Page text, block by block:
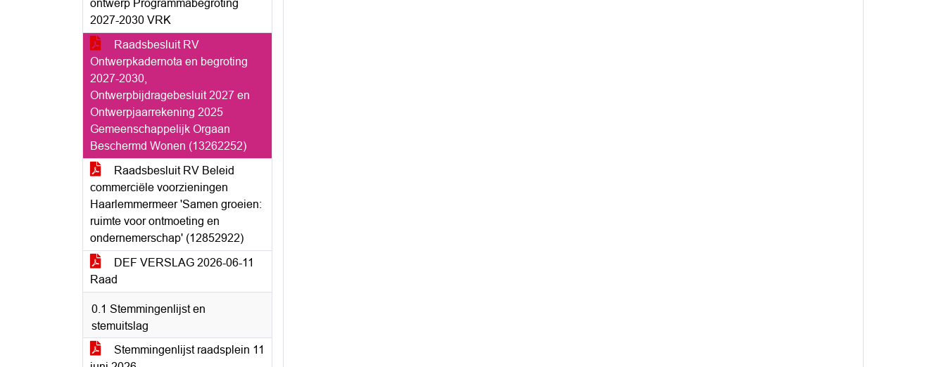
ontwerp Programmabegroting
2027-2030 VRK
Raadsbesluit RV
Ontwerpkadernota en begroting
2027-2030,
Ontwerpbijdragebesluit 2027 en
Ontwerpjaarrekening 2025
Gemeenschappelijk Orgaan
Beschermd Wonen (13262252)
Raadsbesluit RV Beleid
commerciële voorzieningen
Haarlemmermeer 'Samen groeien:
ruimte voor ontmoeting en
ondernemerschap' (12852922)
DEF VERSLAG 2026-06-11
Raad
0.1 Stemmingenlijst en
stemuitslag
Stemmingenlijst raadsplein 11